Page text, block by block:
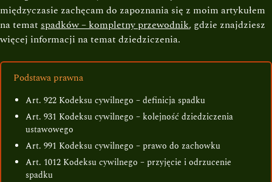
międzyczasie zachęcam do zapoznania się z moim artykułem
na temat spadków – kompletny przewodnik, gdzie znajdziesz
więcej informacji na temat dziedziczenia.
Podstawa prawna
Art. 922 Kodeksu cywilnego – definicja spadku
Art. 931 Kodeksu cywilnego – kolejność dziedziczenia
ustawowego
Art. 991 Kodeksu cywilnego – prawo do zachowku
Art. 1012 Kodeksu cywilnego – przyjęcie i odrzucenie
spadku